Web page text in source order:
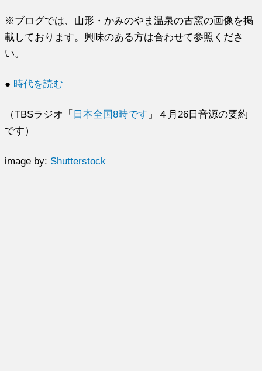
※ブログでは、山形・かみのやま温泉の古窯の画像を掲
載しております。興味のある方は合わせて参照くださ
い。
● 時代を読む
（TBSラジオ「 日本全国8時です 」４月26日音源の要約
です）
image by: Shutterstock